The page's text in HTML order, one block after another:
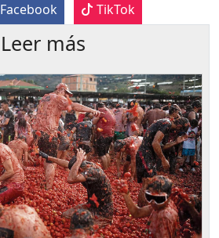
Facebook TikTok
Leer más